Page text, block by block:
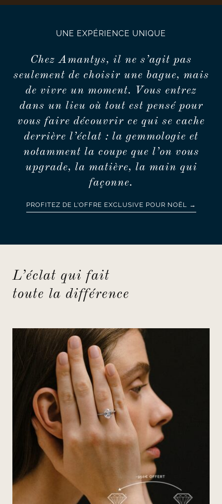
UNE EXPÉRIENCE UNIQUE
Chez Amantys, il ne s’agit pas
seulement de choisir une bague, mais
de vivre un moment. Vous entrez
dans un lieu où tout est pensé pour
vous faire découvrir ce qui se cache
derrière l’éclat : la gemmologie et
notamment la coupe que l’on vous
upgrade, la matière, la main qui
façonne.
PROFITEZ DE L’OFFRE EXCLUSIVE POUR NOËL →
L’éclat qui fait
toute la différence